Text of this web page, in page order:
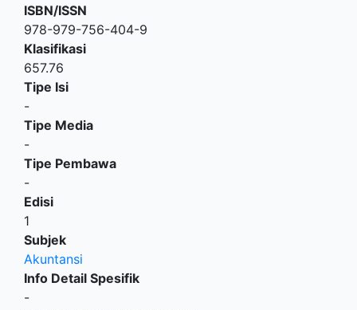
ISBN/ISSN
978-979-756-404-9
Klasifikasi
657.76
Tipe Isi
-
Tipe Media
-
Tipe Pembawa
-
Edisi
1
Subjek
Akuntansi
Info Detail Spesifik
-